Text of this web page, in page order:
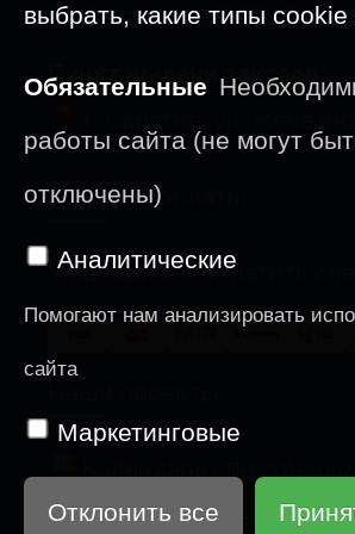
09-23 августа: ОТПУСК
Пункт выдачи заказов:
Способы оплаты
У нас можно оплатить
Веломногодневка
выбрать, какие типы
Обязательные
работы сайта (не могут
отключены)
Аналитические
Помогают нам анализировать
сайта
Маркетинговые
Отклонить все